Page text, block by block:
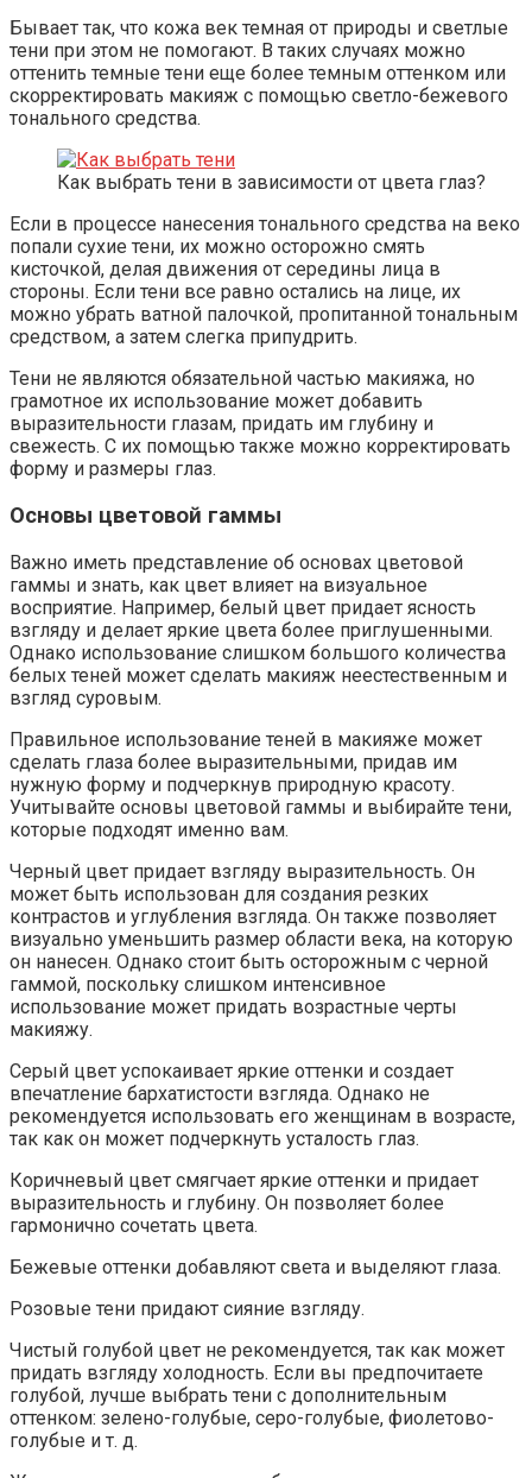
Бывает так, что кожа век темная от природы и светлые
тени при этом не помогают. В таких случаях можно
оттенить темные тени еще более темным оттенком или
скорректировать макияж с помощью светло-бежевого
тонального средства.
Как выбрать тени в зависимости от цвета глаз?
Если в процессе нанесения тонального средства на веко
попали сухие тени, их можно осторожно смять
кисточкой, делая движения от середины лица в
стороны. Если тени все равно остались на лице, их
можно убрать ватной палочкой, пропитанной тональным
средством, а затем слегка припудрить.
Тени не являются обязательной частью макияжа, но
грамотное их использование может добавить
выразительности глазам, придать им глубину и
свежесть. С их помощью также можно корректировать
форму и размеры глаз.
Основы цветовой гаммы
Важно иметь представление об основах цветовой
гаммы и знать, как цвет влияет на визуальное
восприятие. Например, белый цвет придает ясность
взгляду и делает яркие цвета более приглушенными.
Однако использование слишком большого количества
белых теней может сделать макияж неестественным и
взгляд суровым.
Правильное использование теней в макияже может
сделать глаза более выразительными, придав им
нужную форму и подчеркнув природную красоту.
Учитывайте основы цветовой гаммы и выбирайте тени,
которые подходят именно вам.
Черный цвет придает взгляду выразительность. Он
может быть использован для создания резких
контрастов и углубления взгляда. Он также позволяет
визуально уменьшить размер области века, на которую
он нанесен. Однако стоит быть осторожным с черной
гаммой, поскольку слишком интенсивное
использование может придать возрастные черты
макияжу.
Серый цвет успокаивает яркие оттенки и создает
впечатление бархатистости взгляда. Однако не
рекомендуется использовать его женщинам в возрасте,
так как он может подчеркнуть усталость глаз.
Коричневый цвет смягчает яркие оттенки и придает
выразительность и глубину. Он позволяет более
гармонично сочетать цвета.
Бежевые оттенки добавляют света и выделяют глаза.
Розовые тени придают сияние взгляду.
Чистый голубой цвет не рекомендуется, так как может
придать взгляду холодность. Если вы предпочитаете
голубой, лучше выбрать тени с дополнительным
оттенком: зелено-голубые, серо-голубые, фиолетово-
голубые и т. д.